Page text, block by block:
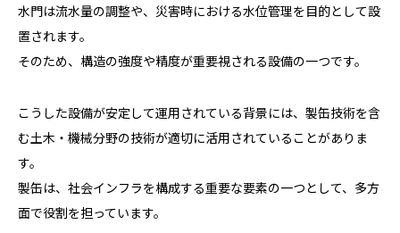
水門は流水量の調整や、災害時における水位管理を目的として設
置されます。
そのため、構造の強度や精度が重要視される設備の一つです。
こうした設備が安定して運用されている背景には、製缶技術を含
む土木・機械分野の技術が適切に活用されていることがありま
す。
製缶は、社会インフラを構成する重要な要素の一つとして、多方
面で役割を担っています。